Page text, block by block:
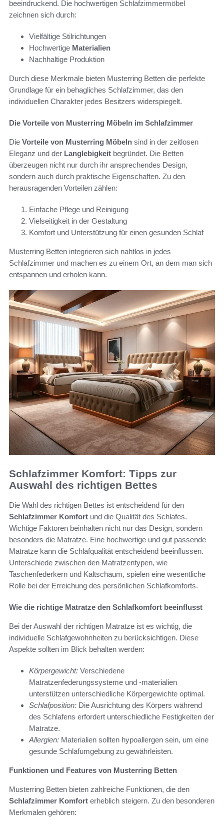
beeindruckend. Die hochwertigen Schlafzimmermöbel
zeichnen sich durch:
Vielfältige Stilrichtungen
Hochwertige Materialien
Nachhaltige Produktion
Durch diese Merkmale bieten Musterring Betten die perfekte
Grundlage für ein behagliches Schlafzimmer, das den
individuellen Charakter jedes Besitzers widerspiegelt.
Die Vorteile von Musterring Möbeln im Schlafzimmer
Die Vorteile von Musterring Möbeln sind in der zeitlosen
Eleganz und der Langlebigkeit begründet. Die Betten
überzeugen nicht nur durch ihr ansprechendes Design,
sondern auch durch praktische Eigenschaften. Zu den
herausragenden Vorteilen zählen:
Einfache Pflege und Reinigung
Vielseitigkeit in der Gestaltung
Komfort und Unterstützung für einen gesunden Schlaf
Musterring Betten integrieren sich nahtlos in jedes
Schlafzimmer und machen es zu einem Ort, an dem man sich
entspannen und erholen kann.
Schlafzimmer Komfort: Tipps zur
Auswahl des richtigen Bettes
Die Wahl des richtigen Bettes ist entscheidend für den
Schlafzimmer Komfort und die Qualität des Schlafes.
Wichtige Faktoren beinhalten nicht nur das Design, sondern
besonders die Matratze. Eine hochwertige und gut passende
Matratze kann die Schlafqualität entscheidend beeinflussen.
Unterschiede zwischen den Matratzentypen, wie
Taschenfederkern und Kaltschaum, spielen eine wesentliche
Rolle bei der Erreichung des persönlichen Schlafkomforts.
Wie die richtige Matratze den Schlafkomfort beeinflusst
Bei der Auswahl der richtigen Matratze ist es wichtig, die
individuelle Schlafgewohnheiten zu berücksichtigen. Diese
Aspekte sollten im Blick behalten werden:
Körpergewicht: Verschiedene
Matratzenfederungssysteme und -materialien
unterstützen unterschiedliche Körpergewichte optimal.
Schlafposition: Die Ausrichtung des Körpers während
des Schlafens erfordert unterschiedliche Festigkeiten der
Matratze.
Allergien: Materialien sollten hypoallergen sein, um eine
gesunde Schlafumgebung zu gewährleisten.
Funktionen und Features von Musterring Betten
Musterring Betten bieten zahlreiche Funktionen, die den
Schlafzimmer Komfort erheblich steigern. Zu den besonderen
Merkmalen gehören: